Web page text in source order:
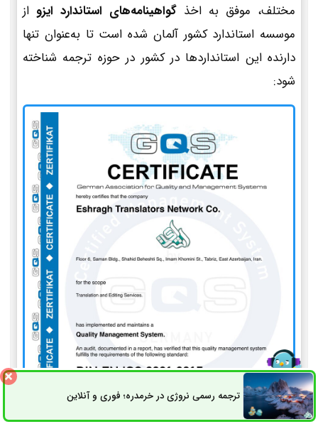
مختلف، موفق به اخذ گواهینامه‌های استاندارد ایزو از
موسسه استاندارد کشور آلمان شده است تا به‌عنوان تنها
دارنده این استانداردها در کشور در حوزه ترجمه شناخته
شود:
ترجمه رسمی نروژی در خرمدره؛ فوری و آنلاینثبت سفارش راه های ارتباطی